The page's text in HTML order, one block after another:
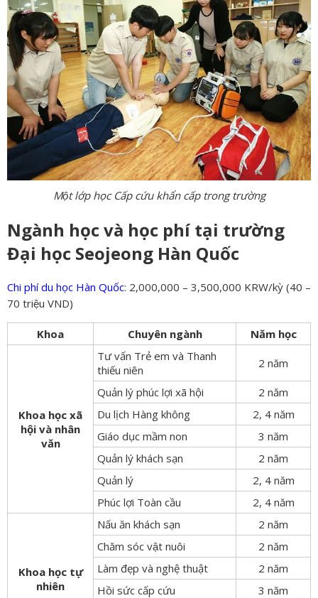
Một lớp học Cấp cứu khẩn cấp trong trường
Ngành học và học phí tại trường
Đại học Seojeong Hàn Quốc
Chi phí du học Hàn Quốc: 2,000,000 – 3,500,000 KRW/kỳ (40 –
70 triệu VND)
Khoa Chuyên ngành Năm học
Khoa học xã
hội và nhân
văn
Tư vấn Trẻ em và Thanh
thiếu niên
2 năm
Quản lý phúc lợi xã hội
2 năm
Du lịch Hàng không
2, 4 năm
Giáo dục mầm non
3 năm
Quản lý khách sạn
2 năm
Quản lý
2, 4 năm
Phúc lợi Toàn cầu
2, 4 năm
Khoa học tự
nhiên
Nấu ăn khách sạn
2 năm
Chăm sóc vật nuôi
2 năm
Làm đẹp và nghệ thuật
2 năm
Hồi sức cấp cứu
3 năm